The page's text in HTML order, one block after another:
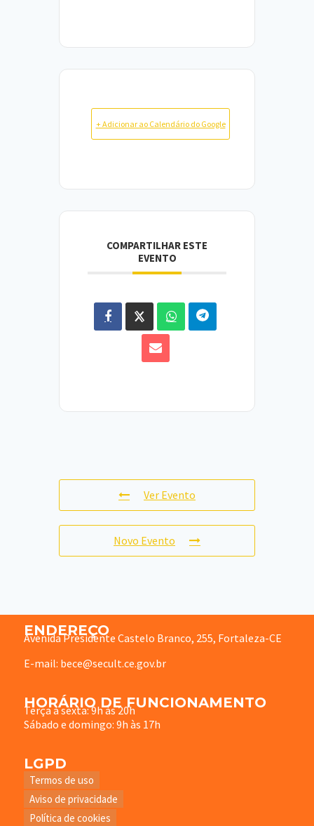
+ Adicionar ao Calendário do Google
COMPARTILHAR ESTE
EVENTO
Ver Evento
Novo Evento
ENDEREÇO
Avenida Presidente Castelo Branco, 255, Fortaleza-CE
E-mail: bece@secult.ce.gov.br
HORÁRIO DE FUNCIONAMENTO
Terça à sexta: 9h às 20h
Sábado e domingo: 9h às 17h
LGPD
Termos de uso
Aviso de privacidade
Política de cookies